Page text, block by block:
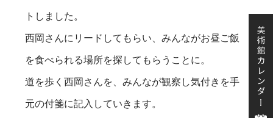
トしました。
西岡さんにリードしてもらい、みんながお昼ご飯
を食べられる場所を探してもらうことに。
道を歩く西岡さんを、みんなが観察し気付きを手
元の付箋に記入していきます。